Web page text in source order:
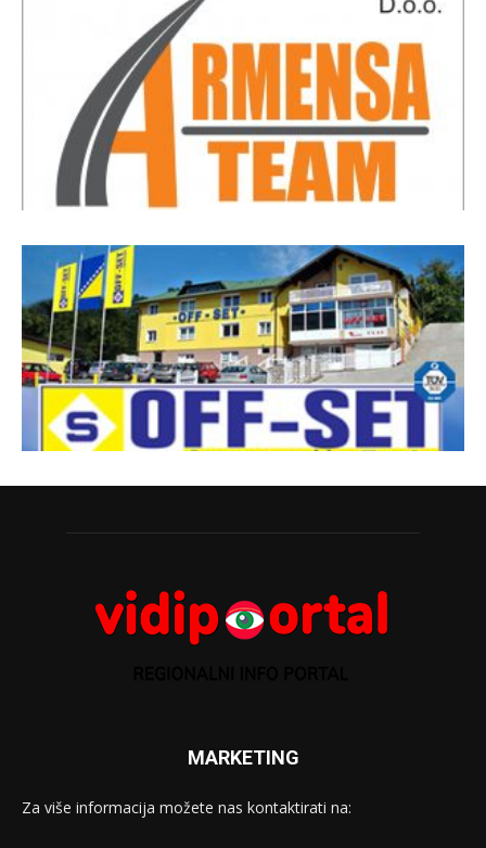
MARKETING
Za više informacija možete nas kontaktirati na: